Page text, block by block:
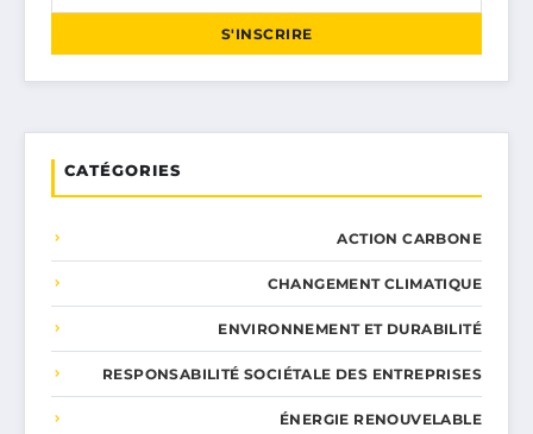
S'INSCRIRE
CATÉGORIES
ACTION CARBONE
CHANGEMENT CLIMATIQUE
ENVIRONNEMENT ET DURABILITÉ
RESPONSABILITÉ SOCIÉTALE DES ENTREPRISES
ÉNERGIE RENOUVELABLE